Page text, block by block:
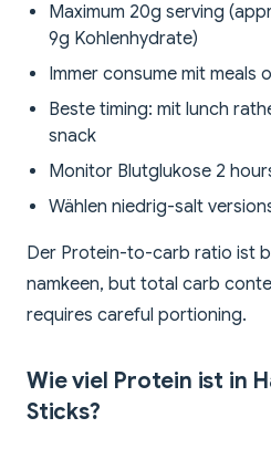
Maximum 20g serving
9g Kohlenhydrate)
Immer consume mit meals
Beste timing: mit lunch
snack
Monitor Blutglukose 2
Wählen niedrig-salt
Der Protein-to-carb ratio ist
namkeen, but total carb
requires careful portioning.
Wie viel Protein ist in
Sticks?